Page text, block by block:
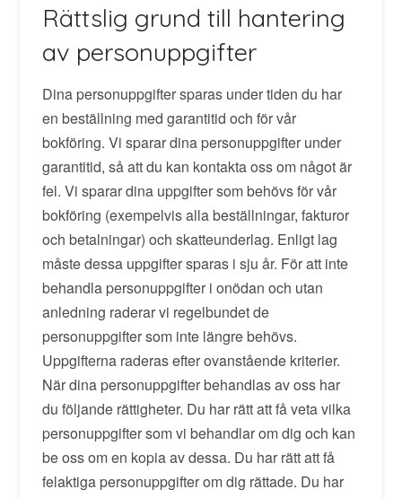
Rättslig grund till hantering
av personuppgifter
Dina personuppgifter sparas under tiden du har
en beställning med garantitid och för vår
bokföring. Vi sparar dina personuppgifter under
garantitid, så att du kan kontakta oss om något är
fel. Vi sparar dina uppgifter som behövs för vår
bokföring (exempelvis alla beställningar, fakturor
och betalningar) och skatteunderlag. Enligt lag
måste dessa uppgifter sparas i sju år. För att inte
behandla personuppgifter i onödan och utan
anledning raderar vi regelbundet de
personuppgifter som inte längre behövs.
Uppgifterna raderas efter ovanstående kriterier.
När dina personuppgifter behandlas av oss har
du följande rättigheter. Du har rätt att få veta vilka
personuppgifter som vi behandlar om dig och kan
be oss om en kopia av dessa. Du har rätt att få
felaktiga personuppgifter om dig rättade. Du har